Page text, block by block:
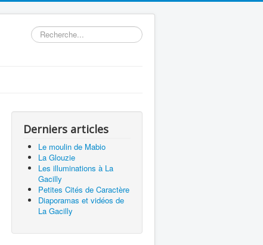
Rechercher
Derniers articles
Le moulin de Mabio
La Glouzie
Les illuminations à La
Gacilly
Petites Cités de Caractère
Diaporamas et vidéos de
La Gacilly